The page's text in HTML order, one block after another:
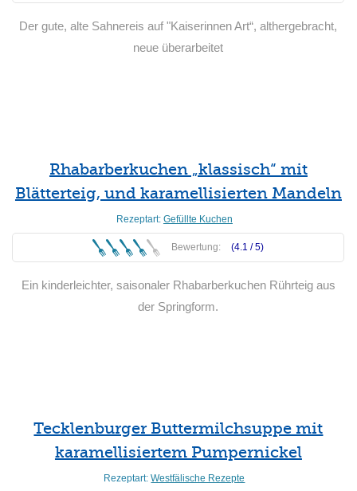
Der gute, alte Sahnereis auf "Kaiserinnen Art“, althergebracht,
neue überarbeitet
Rhabarberkuchen „klassisch“ mit
Blätterteig, und karamellisierten Mandeln
Rezeptart: Gefüllte Kuchen
Bewertung: (4.1 /5)
Ein kinderleichter, saisonaler Rhabarberkuchen Rührteig aus
der Springform.
Tecklenburger Buttermilchsuppe mit
karamellisiertem Pumpernickel
Rezeptart:Westfälische Rezepte